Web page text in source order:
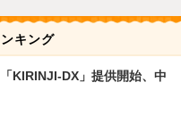
キング
KIRINJI-DX」提供開始、中